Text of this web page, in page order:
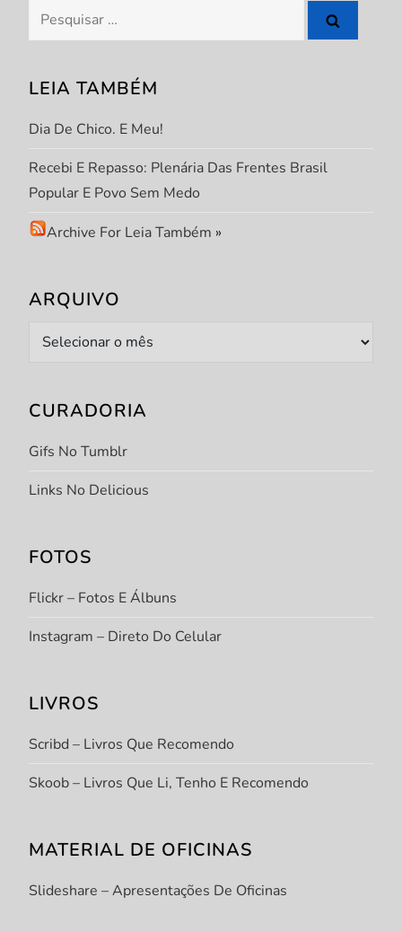
ã
P
o
Pesquisar
por:
LEIA TAMBÉM
Dia De Chico. E Meu!
Recebi E Repasso: Plenária Das Frentes Brasil
Popular E Povo Sem Medo
Archive For Leia Também »
ARQUIVO
Arquivo
CURADORIA
Gifs No Tumblr
Links No Delicious
FOTOS
Flickr – Fotos E Álbuns
Instagram – Direto Do Celular
LIVROS
Scribd – Livros Que Recomendo
Skoob – Livros Que Li, Tenho E Recomendo
MATERIAL DE OFICINAS
Slideshare – Apresentações De Oficinas